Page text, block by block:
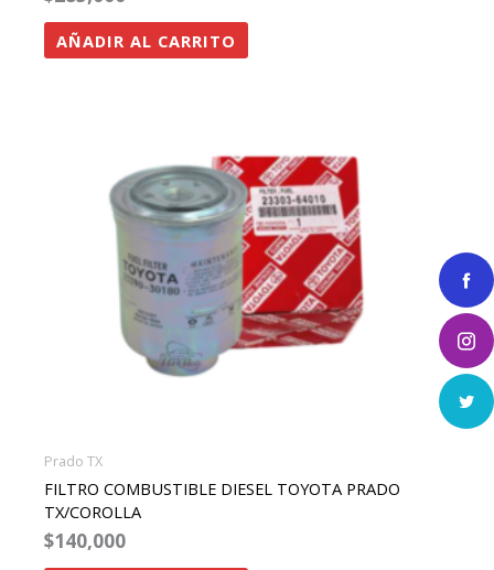
AÑADIR AL CARRITO
Prado TX
FILTRO COMBUSTIBLE DIESEL TOYOTA PRADO
TX/COROLLA
$140,000